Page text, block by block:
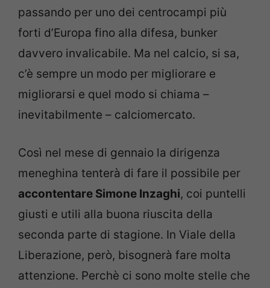
passando per uno dei centrocampi più
forti d’Europa fino alla difesa, bunker
davvero invalicabile. Ma nel calcio, si sa,
c’è sempre un modo per migliorare e
migliorarsi e quel modo si chiama –
inevitabilmente – calciomercato.
Così nel mese di gennaio la dirigenza
meneghina tenterà di fare il possibile per
accontentare Simone Inzaghi, coi puntelli
giusti e utili alla buona riuscita della
seconda parte di stagione. In Viale della
Liberazione, però, bisognerà fare molta
attenzione. Perchè ci sono molte stelle che